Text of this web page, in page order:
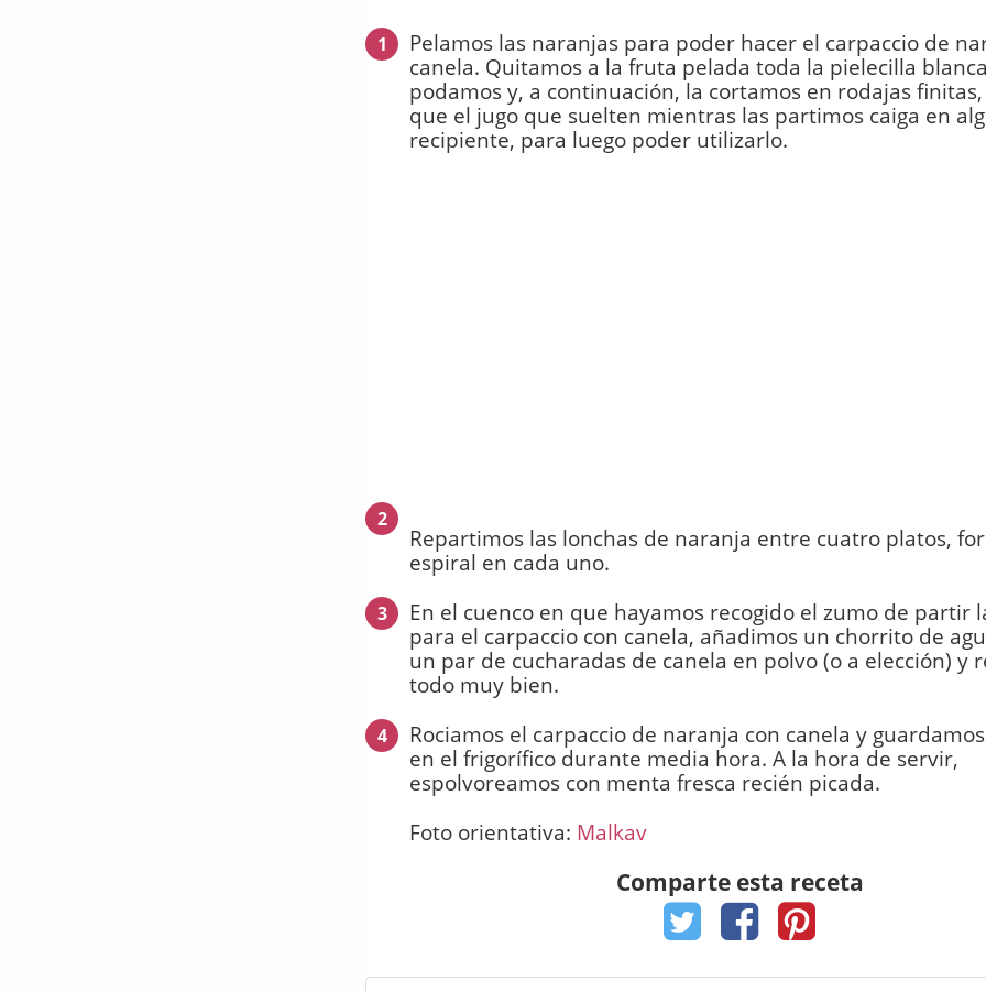
1
Pelamos las naranjas para poder hacer el carpaccio de
canela. Quitamos a la fruta pelada toda la pielecilla
podamos y, a continuación, la cortamos en rodajas
que el jugo que suelten mientras las partimos caiga en
recipiente, para luego poder utilizarlo.
2
Repartimos las lonchas de naranja entre cuatro platos,
espiral en cada uno.
3
En el cuenco en que hayamos recogido el zumo de partir
para el carpaccio con canela, añadimos un chorrito de
un par de cucharadas de canela en polvo (o a elección) y
todo muy bien.
4
Rociamos el carpaccio de naranja con canela y
en el frigorífico durante media hora. A la hora de servir,
espolvoreamos con menta fresca recién picada.
Foto orientativa: Malkav
Comparte esta receta